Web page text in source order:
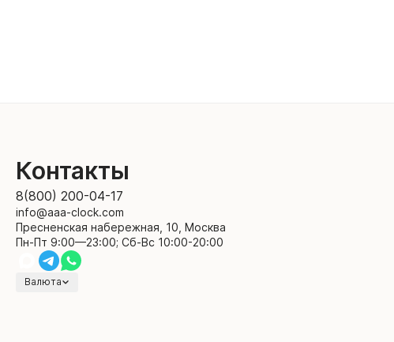
Контакты
8(800) 200-04-17
info@aaa-clock.com
Пресненская набережная, 10, Москва
Пн-Пт 9:00—23:00; Сб-Вс 10:00-20:00
Валюта